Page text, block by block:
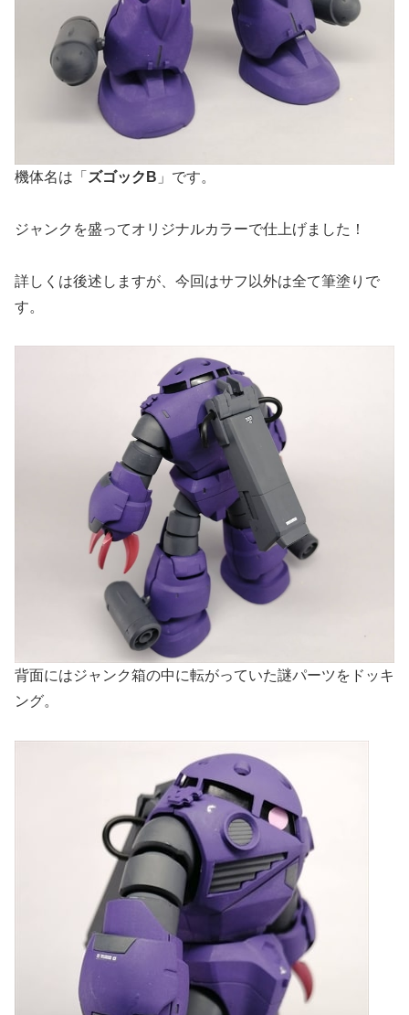
機体名は「 ズゴックB 」です。
ジャンクを盛ってオリジナルカラーで仕上げました！
詳しくは後述しますが、今回はサフ以外は全て筆塗りで
す。
背面にはジャンク箱の中に転がっていた謎パーツをドッキ
ング。